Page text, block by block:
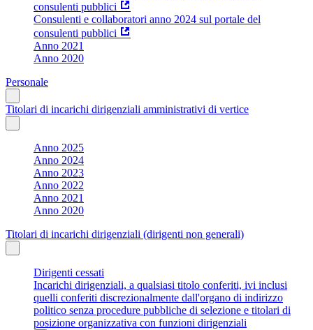
consulenti pubblici
Consulenti e collaboratori anno 2024 sul portale del
consulenti pubblici
Anno 2021
Anno 2020
Personale
Titolari di incarichi dirigenziali amministrativi di vertice
Anno 2025
Anno 2024
Anno 2023
Anno 2022
Anno 2021
Anno 2020
Titolari di incarichi dirigenziali (dirigenti non generali)
Dirigenti cessati
Incarichi dirigenziali, a qualsiasi titolo conferiti, ivi inclusi
quelli conferiti discrezionalmente dall'organo di indirizzo
politico senza procedure pubbliche di selezione e titolari di
posizione organizzativa con funzioni dirigenziali